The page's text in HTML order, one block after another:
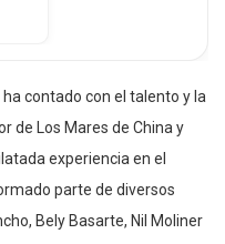
ha contado con el talento y la
de Los Mares de China y
experiencia en el
parte de diversos
Bely Basarte, Nil Moliner